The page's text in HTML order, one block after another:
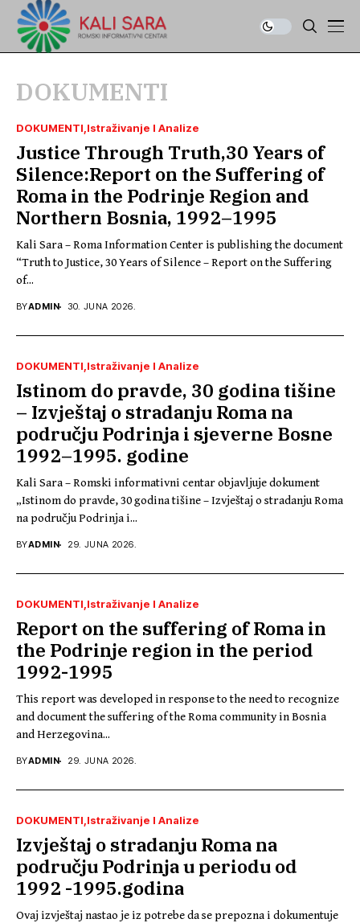
DOKUMENTI
DOKUMENTI Istraživanje I Analize
Justice Through Truth,30 Years of
Silence:Report on the Suffering of
Roma in the Podrinje Region and
Northern Bosnia, 1992–1995
Kali Sara – Roma Information Center is publishing the document
“Truth to Justice, 30 Years of Silence – Report on the Suffering
of...
BYADMIN 30. JUNA 2026.
DOKUMENTI Istraživanje I Analize
Istinom do pravde, 30 godina tišine
– Izvještaj o stradanju Roma na
području Podrinja i sjeverne Bosne
1992–1995. godine
Kali Sara – Romski informativni centar objavljuje dokument
„Istinom do pravde, 30 godina tišine – Izvještaj o stradanju Roma
na području Podrinja i...
BYADMIN 29. JUNA 2026.
DOKUMENTI Istraživanje I Analize
Report on the suffering of Roma in
the Podrinje region in the period
1992-1995
This report was developed in response to the need to recognize
and document the suffering of the Roma community in Bosnia
and Herzegovina...
BYADMIN 29. JUNA 2026.
DOKUMENTI Istraživanje I Analize
Izvještaj o stradanju Roma na
području Podrinja u periodu od
1992 -1995.godina
Ovaj izvještaj nastao je iz potrebe da se prepozna i dokumentuje